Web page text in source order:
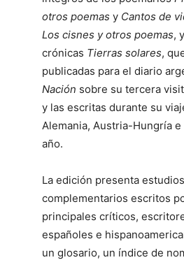
otros poemas y Cantos de
Los cisnes y otros poemas,
crónicas Tierras solares,
publicadas para el diario
Nación sobre su tercera
y las escritas durante su
Alemania, Austria-Hungría
año.
La edición presenta estudios
complementarios escritos
principales críticos,
españoles e
un glosario, un índice de